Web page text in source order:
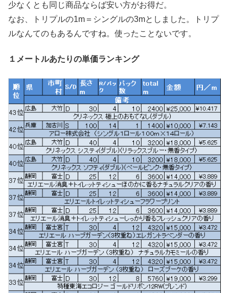
少なくとも同じ商品ならば安い方がお得だ。
なお、トリプルの1m＝シングルの3mとしました。トリプ
ルなんてのもあるんですね。使ったことないです。
１メートルあたりの単価ランキング